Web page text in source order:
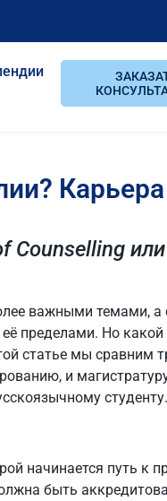
Counselling
важными темами, а
пределами. Но
статье мы сравним
и
студенту.
начинается путь к
быть